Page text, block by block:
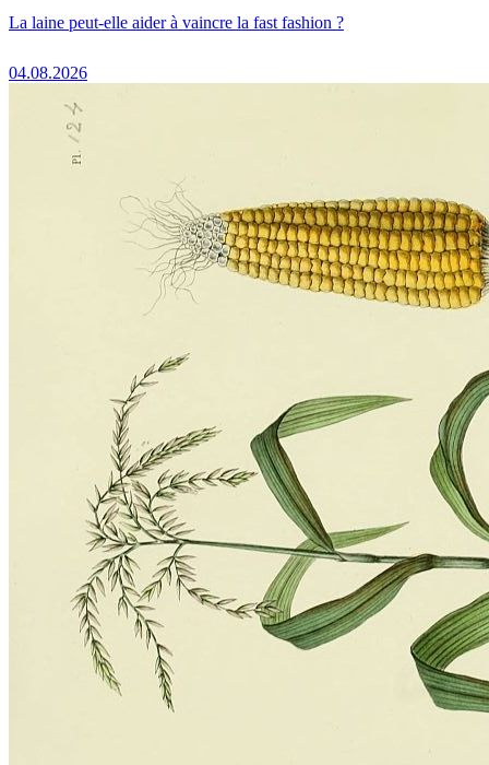
La laine peut-elle aider à vaincre la fast fashion ?
04.08.2026